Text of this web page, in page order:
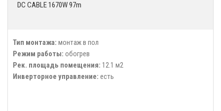
DC CABLE 1670W 97m
Тип монтажа: монтаж в пол
Режим работы: обогрев
Рек. площадь помещения: 12.1 м2
Инверторное управление: есть